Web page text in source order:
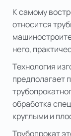
К самому
относится
него,
Технология
предполагает
обработка
круглыми и
Трубопрокат